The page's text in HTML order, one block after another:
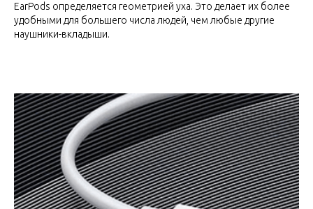
EarPods определяется геометрией уха. Это делает их более
удобными для большего числа людей, чем любые другие
наушники-вкладыши.